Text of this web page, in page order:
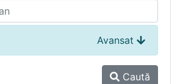
Avansat
Caută